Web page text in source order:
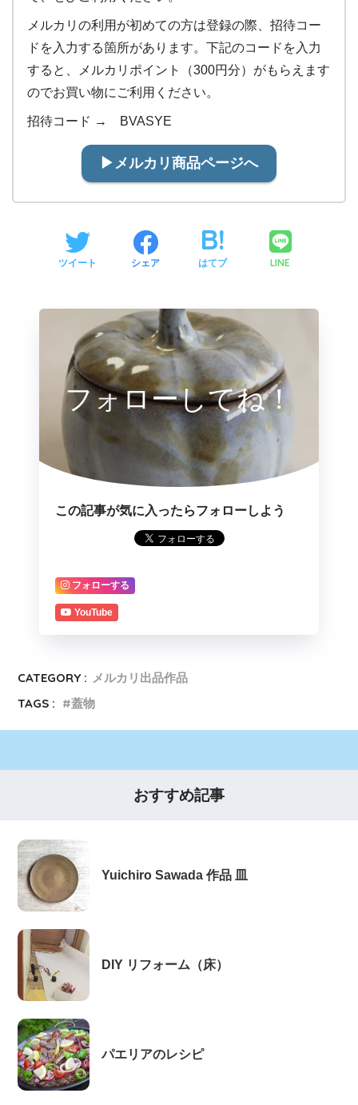
メルカリの利用が初めての方は登録の際、招待コー
ドを入力する箇所があります。下記のコードを入力
すると、メルカリポイント（300円分）がもらえます
のでお買い物にご利用ください。
招待コード → BVASYE
▶︎メルカリ商品ページへ
ツイート シェア はてブ LINE
フォローしてね！
この記事が気に入ったらフォローしよう
フォローする
YouTube
CATEGORY : メルカリ出品作品
TAGS :
蓋物
おすすめ記事
Yuichiro Sawada 作品 皿
DIY リフォーム（床）
パエリアのレシピ